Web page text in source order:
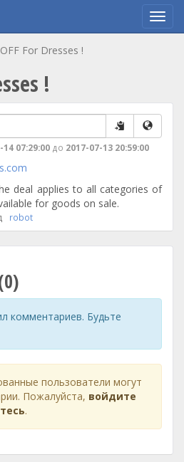
For Dresses !
!
14 07:29:00 до 2017-07-13 20:59:00
deal applies to all categories of
for goods on sale.
robot
комментариев. Будьте
пользователи могут
Пожалуйста, войдите
.